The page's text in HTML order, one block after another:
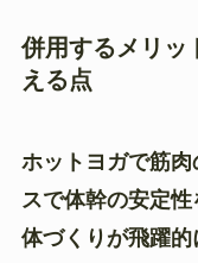
併用するメリッ
える点
ホットヨガで筋
スで体幹の安定
体づくりが飛躍的